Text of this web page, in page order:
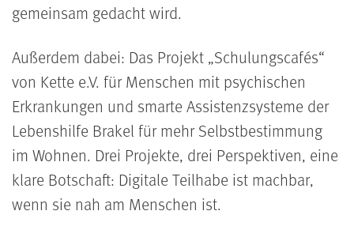
gemeinsam gedacht wird.
Außerdem dabei: Das Projekt „Schulungscafés“
von Kette e.V. für Menschen mit psychischen
Erkrankungen und smarte Assistenzsysteme der
Lebenshilfe Brakel für mehr Selbstbestimmung
im Wohnen. Drei Projekte, drei Perspektiven, eine
klare Botschaft: Digitale Teilhabe ist machbar,
wenn sie nah am Menschen ist.